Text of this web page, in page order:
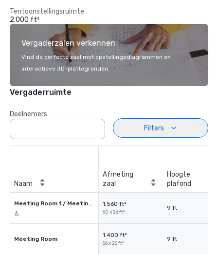
Tentoonstellingsruimte
2.000 ft²
Vergaderzalen verkennen
Vind de perfecte zaal met opstellingsdiagrammen en
interactieve 3D-plattegronden.
Vergaderruimte
Deelnemers
Filters
Naam
Afmeting
zaal
Hoogte
plafond
Meeting Room 1 / Meeting Room 2 1.560 ft²
60 x 26 ft²
9 ft
Meeting Room
1.400 ft²
56 x 25 ft²
9 ft